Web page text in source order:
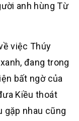
anh hùng Từ
việc Thúy
đang trong
bất ngờ của
Kiều thoát
gặp nhau cũng